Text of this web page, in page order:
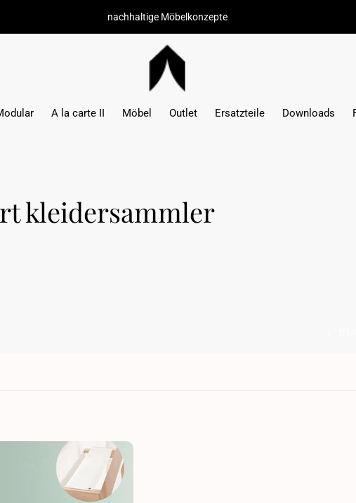
A la carte II Möbel Outlet Ersatzteile Downloads
nachhaltige Möbelkonzepte
kleidersammler